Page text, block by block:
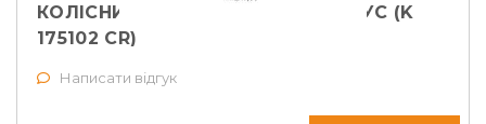
КОЛІСНИЙ БОЛТ M12X1,5X26 КОНУС (K
175102 CR)
Написати відгук